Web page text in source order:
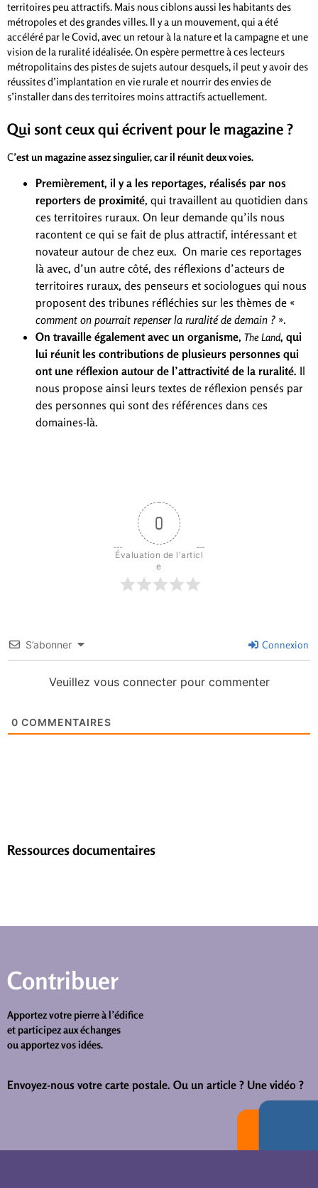
territoires peu attractifs. Mais nous ciblons aussi les habitants des
métropoles et des grandes villes. Il y a un mouvement, qui a été
accéléré par le Covid, avec un retour à la nature et la campagne et une
vision de la ruralité idéalisée. On espère permettre à ces lecteurs
métropolitains des pistes de sujets autour desquels, il peut y avoir des
réussites d’implantation en vie rurale et nourrir des envies de
s’installer dans des territoires moins attractifs actuellement.
Qui sont ceux qui écrivent pour le magazine ?
C’est un magazine assez singulier, car il réunit deux voies.
Premièrement, il y a les reportages, réalisés par nos
reporters de proximité, qui travaillent au quotidien dans
ces territoires ruraux. On leur demande qu’ils nous
racontent ce qui se fait de plus attractif, intéressant et
novateur autour de chez eux. On marie ces reportages
là avec, d’un autre côté, des réflexions d’acteurs de
territoires ruraux, des penseurs et sociologues qui nous
proposent des tribunes réfléchies sur les thèmes de «
comment on pourrait repenser la ruralité de demain ? ».
On travaille également avec un organisme, The Land, qui
lui réunit les contributions de plusieurs personnes qui
ont une réflexion autour de l’attractivité de la ruralité. Il
nous propose ainsi leurs textes de réflexion pensés par
des personnes qui sont des références dans ces
domaines-là.
0
Évaluation de l'articl
e
S’abonner Connexion
Veuillez vous connecter pour commenter
0 COMMENTAIRES
Ressources documentaires
Contribuer
Apportez votre pierre à l’édifice
et participez aux échanges
ou apportez vos idées.
Envoyez-nous votre carte postale. Ou un article ? Une vidéo ?